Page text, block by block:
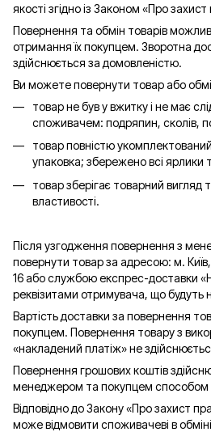
якості згідно із Законом «Про
Повернення та обмін товарів
отримання їх покупцем. Зворотна
здійснюється за домовленістю.
Ви можете повернути товар або
товар не був у вжитку і не має
споживачем: подряпин, сколів,
товар повністю
упаковка; збережено всі ярлики
товар зберігає товарний вигляд
властивості.
Після узгодження повернення з
повернути товар за адресою: м.
16 або службою експрес-доставки
реквізитами отримувача, що
Вартість доставки за повернення
покупцем. Повернення товару з
«накладений платіж» не
Повернення грошових коштів
менеджером та покупцем способом
Відповідно до Закону «Про захист
може відмовити споживачеві в